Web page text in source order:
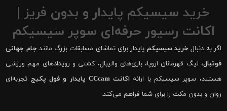
خرید سیسیکم پایدار و بدون فریز |
اکانت رسیور حرفه‌ای سوپر سیسیکم
اگر به دنبال خرید سیسیکم پایدار برای تماشای مسابقات بزرگ مانند جام جهانی
فوتبال، لیگ قهرمانان اروپا، بازی‌های والیبال، کشتی و رویدادهای مهم ورزشی
هستید، سوپر سیسیکم با ارائه اکانت CCcam پایدار و فول پکیج
تجربه‌ای
روان و بدون مکث را برای شما فراهم می‌کند.